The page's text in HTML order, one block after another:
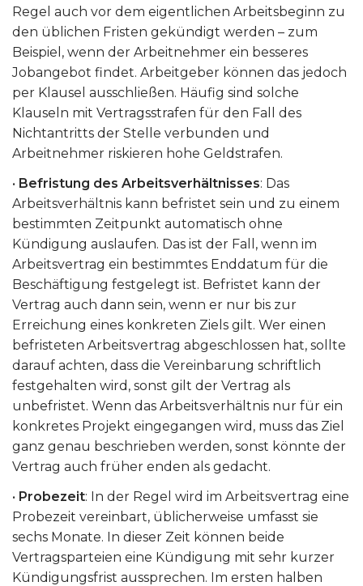
Regel auch vor dem eigentlichen Arbeitsbeginn zu
den üblichen Fristen gekündigt werden – zum
Beispiel, wenn der Arbeitnehmer ein besseres
Jobangebot findet. Arbeitgeber können das jedoch
per Klausel ausschließen. Häufig sind solche
Klauseln mit Vertragsstrafen für den Fall des
Nichtantritts der Stelle verbunden und
Arbeitnehmer riskieren hohe Geldstrafen.
• Befristung des Arbeitsverhältnisses: Das
Arbeitsverhältnis kann befristet sein und zu einem
bestimmten Zeitpunkt automatisch ohne
Kündigung auslaufen. Das ist der Fall, wenn im
Arbeitsvertrag ein bestimmtes Enddatum für die
Beschäftigung festgelegt ist. Befristet kann der
Vertrag auch dann sein, wenn er nur bis zur
Erreichung eines konkreten Ziels gilt. Wer einen
befristeten Arbeitsvertrag abgeschlossen hat, sollte
darauf achten, dass die Vereinbarung schriftlich
festgehalten wird, sonst gilt der Vertrag als
unbefristet. Wenn das Arbeitsverhältnis nur für ein
konkretes Projekt eingegangen wird, muss das Ziel
ganz genau beschrieben werden, sonst könnte der
Vertrag auch früher enden als gedacht.
• Probezeit: In der Regel wird im Arbeitsvertrag eine
Probezeit vereinbart, üblicherweise umfasst sie
sechs Monate. In dieser Zeit können beide
Vertragsparteien eine Kündigung mit sehr kurzer
Kündigungsfrist aussprechen. Im ersten halben